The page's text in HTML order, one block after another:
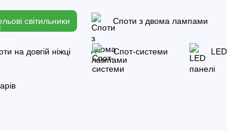
світильники Споти з двома лампами
на довгій ніжці Спот-системи